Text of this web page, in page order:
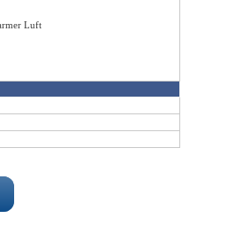
Luft